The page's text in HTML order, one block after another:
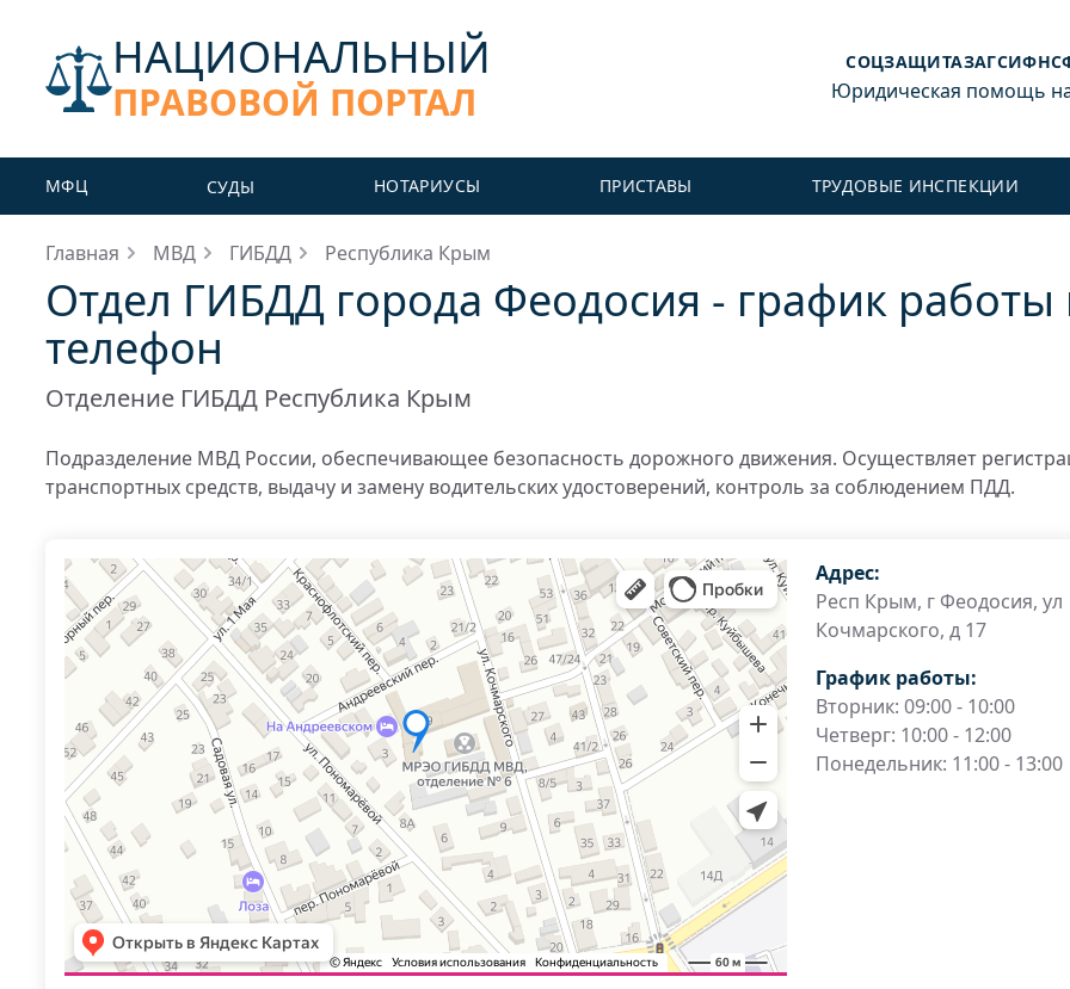
НАЦИОНАЛЬНЫЙ
ПРАВОВОЙ ПОРТАЛ
СОЦЗАЩИТАЗАГСИФНС
Юридическая помощь
МФЦ СУДЫ НОТАРИУСЫ ПРИСТАВЫ ТРУДОВЫЕ ИНСПЕКЦИИ
Главная МВД ГИБДД Республика Крым
Отдел ГИБДД города Феодосия - график работы
телефон
Отделение ГИБДД Республика Крым
Подразделение МВД России, обеспечивающее безопасность дорожного движения. Осуществляет
транспортных средств, выдачу и замену водительских удостоверений, контроль за соблюдением ПДД.
Адрес:
Респ Крым, г Феодосия, ул
Кочмарского, д 17
График работы:
Вторник: 09:00 - 10:00
Четверг: 10:00 - 12:00
Понедельник: 11:00 - 13:00